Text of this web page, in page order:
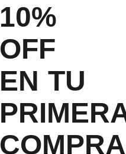
10%
OFF
EN TU
COMPRA